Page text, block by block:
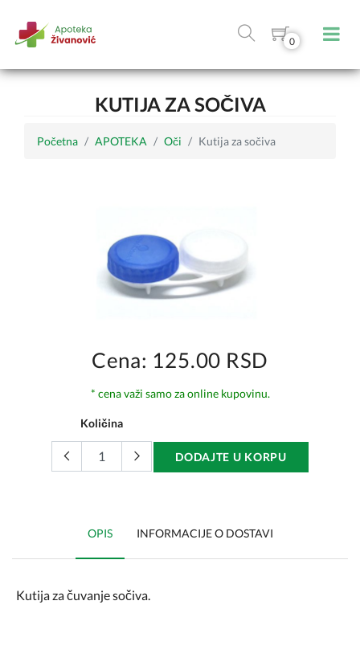
0
KUTIJA ZA SOČIVA
Početna APOTEKA Oči Kutija za sočiva
Cena: 125.00 RSD
* cena važi samo za online kupovinu.
Količina
DODAJTE U KORPU
OPIS INFORMACIJE O DOSTAVI
Kutija za čuvanje sočiva.